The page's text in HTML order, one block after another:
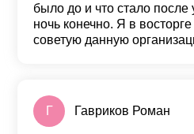
было до и что стало после
ночь конечно. Я в
советую данную
Г Гавриков Роман